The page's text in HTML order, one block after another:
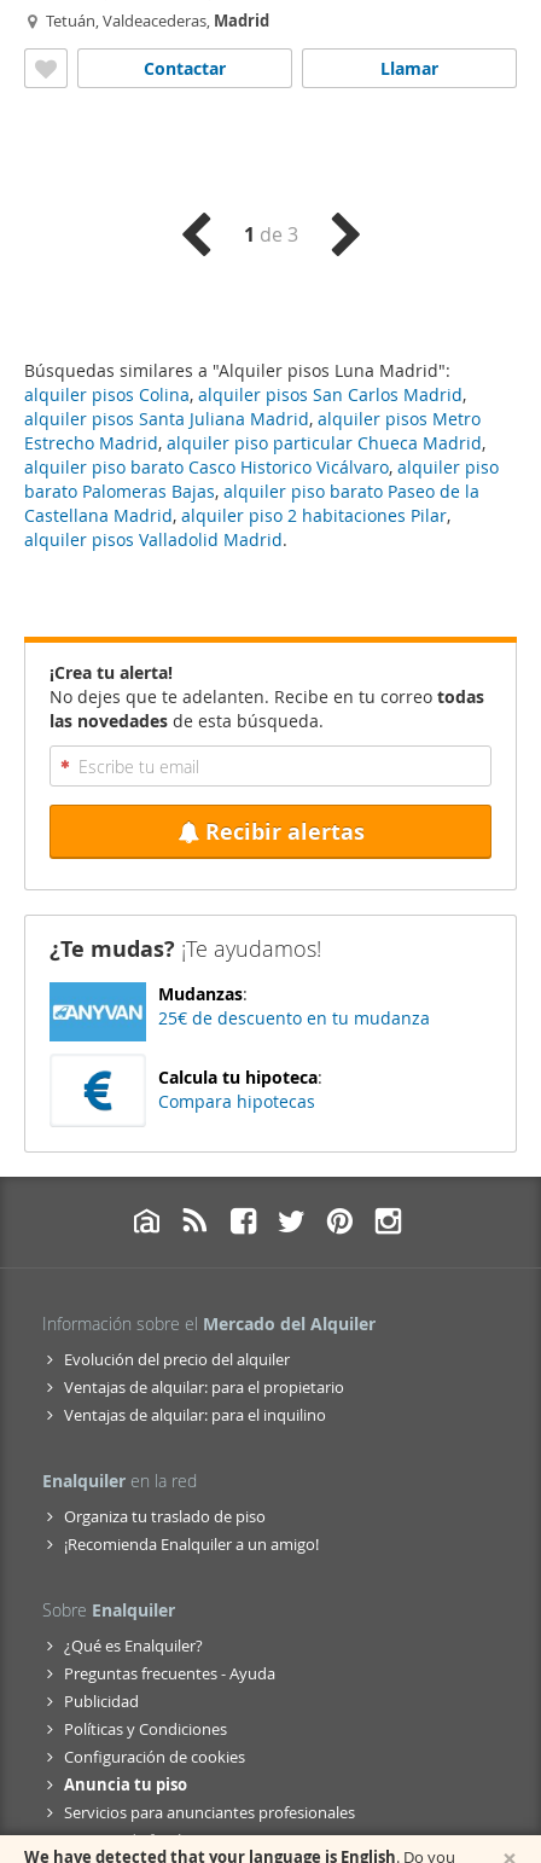
Búsquedas similares a "Alquiler pisos Luna Madrid":
alquiler pisos Colina, alquiler pisos San Carlos Madrid,
alquiler pisos Santa Juliana Madrid, alquiler pisos Metro
Estrecho Madrid, alquiler piso particular Chueca Madrid,
alquiler piso barato Casco Historico Vicálvaro, alquiler piso
barato Palomeras Bajas, alquiler piso barato Paseo de la
Castellana Madrid, alquiler piso 2 habitaciones Pilar,
alquiler pisos Valladolid Madrid.
Tetuán, Valdeacederas, Madrid
Llamar
Contactar
1 de 3
¡Crea tu alerta!
No dejes que te adelanten. Recibe en tu correo todas
las novedades de esta búsqueda.
Recibir alertas
¿Te mudas? ¡Te ayudamos!
Mudanzas:
25€ de descuento en tu mudanza
Calcula tu hipoteca:
Compara hipotecas
Información sobre el Mercado del Alquiler
Evolución del precio del alquiler
Ventajas de alquilar: para el propietario
Ventajas de alquilar: para el inquilino
Enalquiler en la red
Organiza tu traslado de piso
¡Recomienda Enalquiler a un amigo!
Sobre Enalquiler
¿Qué es Enalquiler?
Preguntas frecuentes - Ayuda
Publicidad
Políticas y Condiciones
Configuración de cookies
Anuncia tu piso
Servicios para anunciantes profesionales
Anuncio de fusión
We have detected that your language is English. Do you